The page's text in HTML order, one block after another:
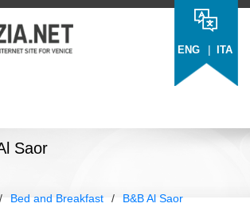
ENG | ITA
Saor
/ Bed and Breakfast / B&B Al Saor